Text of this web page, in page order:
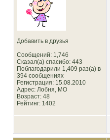
Добавить в друзья
Сообщений: 1,746
Сказал(а) спасибо: 443
Поблагодарили 1,409 раз(а) в
394 сообщениях
Регистрация: 15.08.2010
Адрес: Лобня, MO
Возраст: 48
Рейтинг: 1402